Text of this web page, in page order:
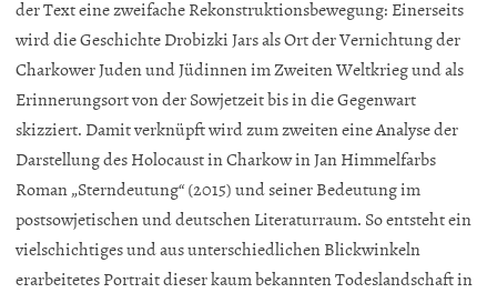
der Text eine zweifache Rekonstruktionsbewegung: Einerseits
wird die Geschichte Drobizki Jars als Ort der Vernichtung der
Charkower Juden und Jüdinnen im Zweiten Weltkrieg und als
Erinnerungsort von der Sowjetzeit bis in die Gegenwart
skizziert. Damit verknüpft wird zum zweiten eine Analyse der
Darstellung des Holocaust in Charkow in Jan Himmelfarbs
Roman „Sterndeutung“ (2015) und seiner Bedeutung im
postsowjetischen und deutschen Literaturraum. So entsteht ein
vielschichtiges und aus unterschiedlichen Blickwinkeln
erarbeitetes Portrait dieser kaum bekannten Todeslandschaft in